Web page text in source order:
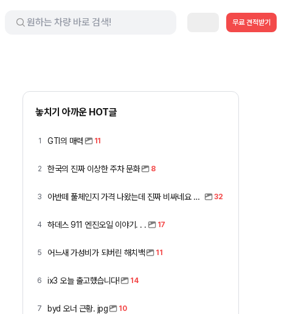
무료 견적받기
놓치기 아까운 HOT글
1 GTI의 매력 11
2 한국의 진짜 이상한 주차 문화 8
3 아반떼 풀체인지 가격 나왔는데 진짜 비싸네요 ㅎㅎ 32
4 하데스 911 엔진오일 이야기. . . 17
5 어느새 가성비가 되버린 해치백 11
6 ix3 오늘 출고했습니다! 14
7 byd 오너 근황. jpg 10